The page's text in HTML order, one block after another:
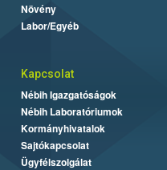
Növény
Labor/Egyéb
Kapcsolat
Nébih Igazgatóságok
Nébih Laboratóriumok
Kormányhivatalok
Sajtókapcsolat
Ügyfélszolgálat